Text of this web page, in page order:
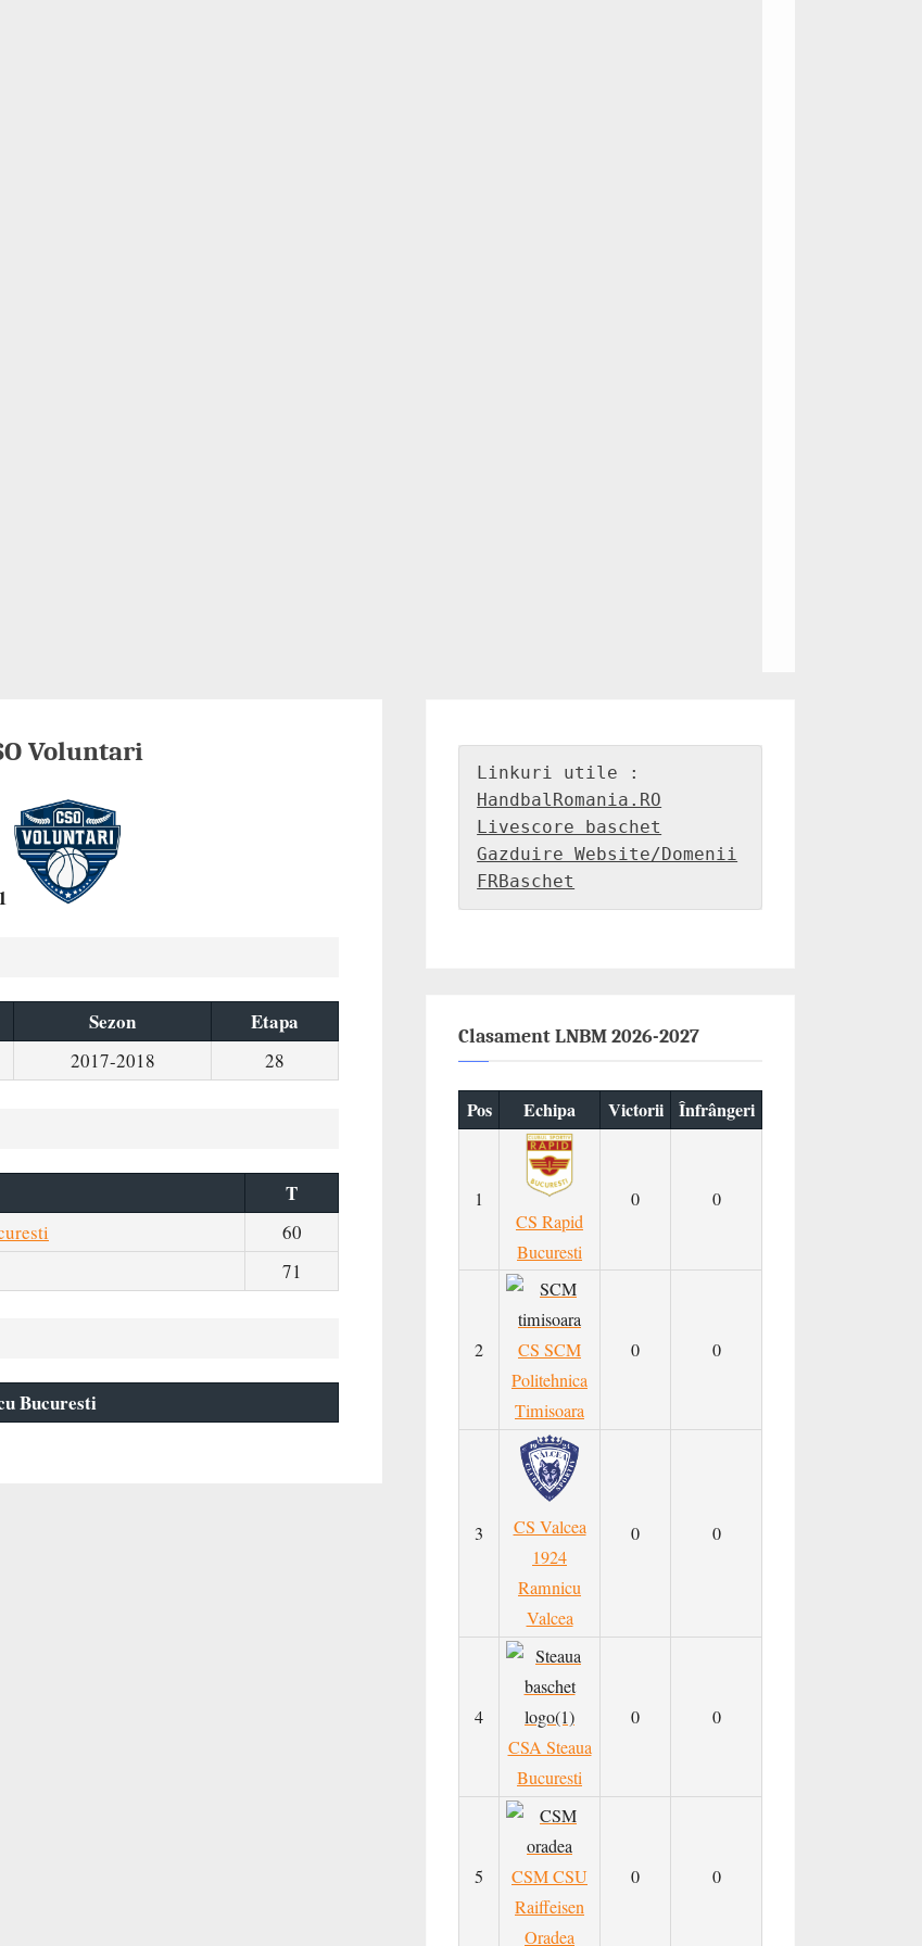
Voluntari
Sezon Etapa
2017-2018 28
T
60
71
Bucuresti
HandbalRomania.RO
Livescore baschet
Gazduire Website/Domenii
FRBaschet
Clasament LNBM 2026-2027
Pos Echipa Victorii Înfrângeri
1
CS Rapid
Bucuresti
0 0
2
CS SCM
Politehnica
Timisoara
0 0
3
CS Valcea
1924
Ramnicu
Valcea
0 0
4
CSA Steaua
Bucuresti
0 0
5
CSM CSU
Raiffeisen
Oradea
0 0